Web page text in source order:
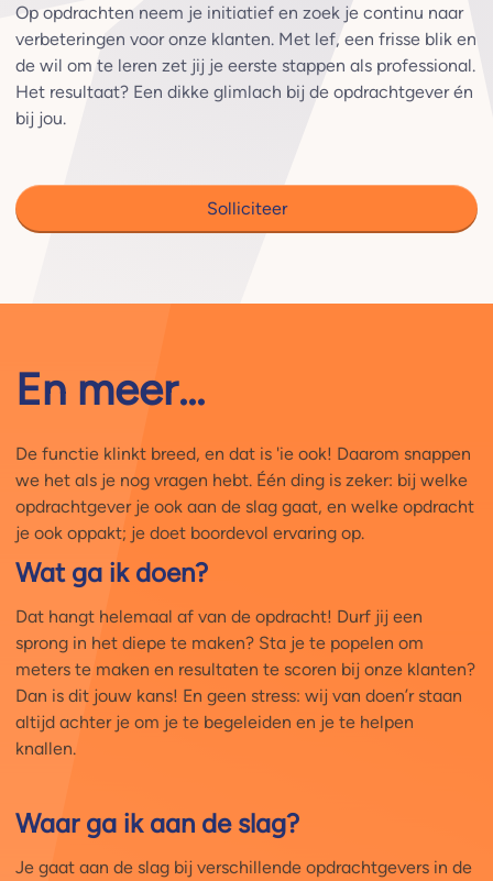
Op opdrachten neem je initiatief en zoek je continu naar
verbeteringen voor onze klanten. Met lef, een frisse blik en
de wil om te leren zet jij je eerste stappen als professional.
Het resultaat? Een dikke glimlach bij de opdrachtgever én
bij jou.
Solliciteer
En meer...
De functie klinkt breed, en dat is 'ie ook! Daarom snappen
we het als je nog vragen hebt. Één ding is zeker: bij welke
opdrachtgever je ook aan de slag gaat, en welke opdracht
je ook oppakt; je doet boordevol ervaring op.
Wat ga ik doen?
Dat hangt helemaal af van de opdracht! Durf jij een
sprong in het diepe te maken? Sta je te popelen om
meters te maken en resultaten te scoren bij onze klanten?
Dan is dit jouw kans! En geen stress: wij van doen’r staan
altijd achter je om je te begeleiden en je te helpen
knallen.
Waar ga ik aan de slag?
Je gaat aan de slag bij verschillende opdrachtgevers in de